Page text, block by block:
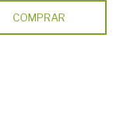
COMPRAR